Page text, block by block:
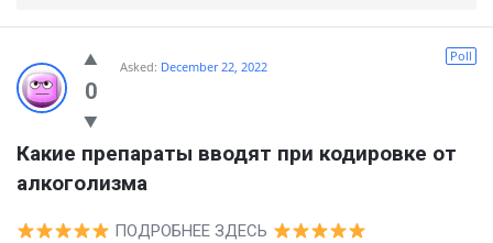
0
Poll
Asked: December 22, 2022
Какие препараты вводят при кодировке от
алкоголизма
ПОДРОБНЕЕ ЗДЕСЬ